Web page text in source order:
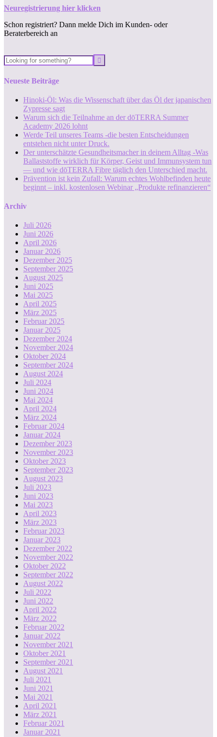
Neuregistrierung hier klicken
Schon registriert? Dann melde Dich im Kunden- oder
Beraterbereich an
Neueste Beiträge
Hinoki-Öl: Was die Wissenschaft über das Öl der japanischen
Zypresse sagt
Warum sich die Teilnahme an der dōTERRA Summer
Academy 2026 lohnt
Werde Teil unseres Teams -die besten Entscheidungen
entstehen nicht unter Druck.
Der unterschätzte Gesundheitsmacher in deinem Alltag -Was
Ballaststoffe wirklich für Körper, Geist und Immunsystem tun
— und wie dōTERRA Fibre täglich den Unterschied macht.
Prävention ist kein Zufall: Warum echtes Wohlbefinden heute
beginnt – inkl. kostenlosen Webinar „Produkte refinanzieren“
Archiv
Juli 2026
Juni 2026
April 2026
Januar 2026
Dezember 2025
September 2025
August 2025
Juni 2025
Mai 2025
April 2025
März 2025
Februar 2025
Januar 2025
Dezember 2024
November 2024
Oktober 2024
September 2024
August 2024
Juli 2024
Juni 2024
Mai 2024
April 2024
März 2024
Februar 2024
Januar 2024
Dezember 2023
November 2023
Oktober 2023
September 2023
August 2023
Juli 2023
Juni 2023
Mai 2023
April 2023
März 2023
Februar 2023
Januar 2023
Dezember 2022
November 2022
Oktober 2022
September 2022
August 2022
Juli 2022
Juni 2022
April 2022
März 2022
Februar 2022
Januar 2022
November 2021
Oktober 2021
September 2021
August 2021
Juli 2021
Juni 2021
Mai 2021
April 2021
März 2021
Februar 2021
Januar 2021